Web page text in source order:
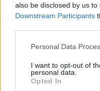
also be disclosed by us
Downstream Participants
Please note that this
not limited to your visit or
grant or deny consent to
use your data for below
Personal Data
I want to opt-out of
personal data.
Opted In
„Jó látni, hogy